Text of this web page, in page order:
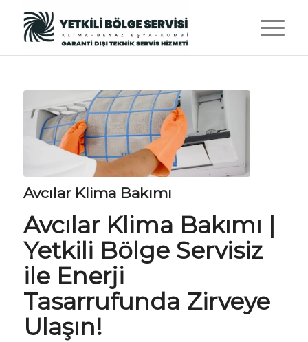
Avcılar Klima Bakımı
Avcılar Klima Bakımı |
Yetkili Bölge Servisiz
ile Enerji
Tasarrufunda Zirveye
Ulaşın!